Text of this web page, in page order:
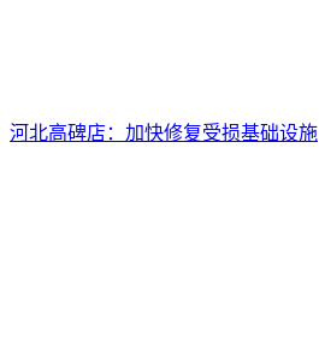
河北高碑店：加快修复受损基础设施